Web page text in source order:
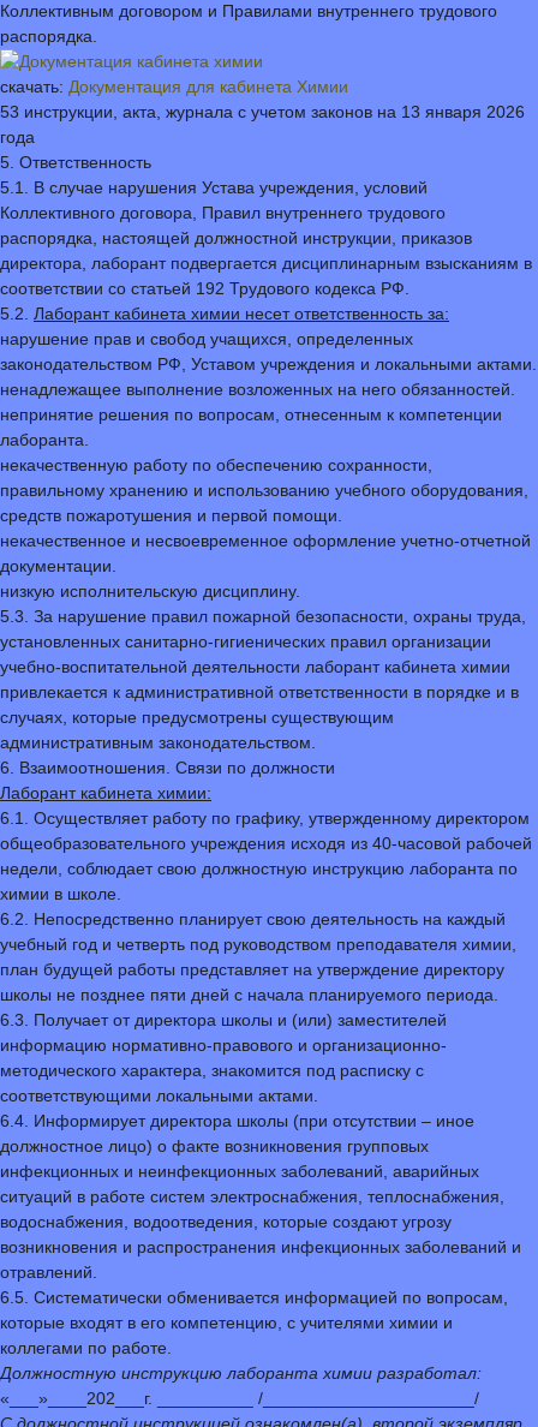
Коллективным договором и Правилами внутреннего трудового
распорядка.
скачать: Документация для кабинета Химии
53 инструкции, акта, журнала с учетом законов на 13 января 2026
года
5. Ответственность
5.1. В случае нарушения Устава учреждения, условий
Коллективного договора, Правил внутреннего трудового
распорядка, настоящей должностной инструкции, приказов
директора, лаборант подвергается дисциплинарным взысканиям в
соответствии со статьей 192 Трудового кодекса РФ.
5.2. Лаборант кабинета химии несет ответственность за:
нарушение прав и свобод учащихся, определенных
законодательством РФ, Уставом учреждения и локальными актами.
ненадлежащее выполнение возложенных на него обязанностей.
непринятие решения по вопросам, отнесенным к компетенции
лаборанта.
некачественную работу по обеспечению сохранности,
правильному хранению и использованию учебного оборудования,
средств пожаротушения и первой помощи.
некачественное и несвоевременное оформление учетно-отчетной
документации.
низкую исполнительскую дисциплину.
5.3. За нарушение правил пожарной безопасности, охраны труда,
установленных санитарно-гигиенических правил организации
учебно-воспитательной деятельности лаборант кабинета химии
привлекается к административной ответственности в порядке и в
случаях, которые предусмотрены существующим
административным законодательством.
6. Взаимоотношения. Связи по должности
Лаборант кабинета химии:
6.1. Осуществляет работу по графику, утвержденному директором
общеобразовательного учреждения исходя из 40-часовой рабочей
недели, соблюдает свою должностную инструкцию лаборанта по
химии в школе.
6.2. Непосредственно планирует свою деятельность на каждый
учебный год и четверть под руководством преподавателя химии,
план будущей работы представляет на утверждение директору
школы не позднее пяти дней с начала планируемого периода.
6.3. Получает от директора школы и (или) заместителей
информацию нормативно-правового и организационно-
методического характера, знакомится под расписку с
соответствующими локальными актами.
6.4. Информирует директора школы (при отсутствии – иное
должностное лицо) о факте возникновения групповых
инфекционных и неинфекционных заболеваний, аварийных
ситуаций в работе систем электроснабжения, теплоснабжения,
водоснабжения, водоотведения, которые создают угрозу
возникновения и распространения инфекционных заболеваний и
отравлений.
6.5. Систематически обменивается информацией по вопросам,
которые входят в его компетенцию, с учителями химии и
коллегами по работе.
Должностную инструкцию лаборанта химии разработал:
«___»____202___г. __________ /______________________/